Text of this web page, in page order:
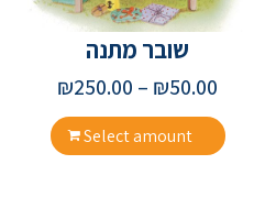
שובר מתנה
₪50.00
–
₪250.00
Select amount